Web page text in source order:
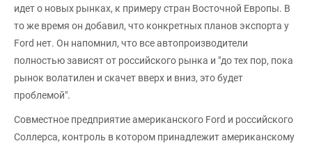
идет о новых рынках, к примеру стран Восточной Европы. В
то же время он добавил, что конкретных планов экспорта у
Ford нет. Он напомнил, что все автопроизводители
полностью зависят от российского рынка и "до тех пор, пока
рынок волатилен и скачет вверх и вниз, это будет
проблемой".
Совместное предприятие американского Ford и российского
Соллерса, контроль в котором принадлежит американскому